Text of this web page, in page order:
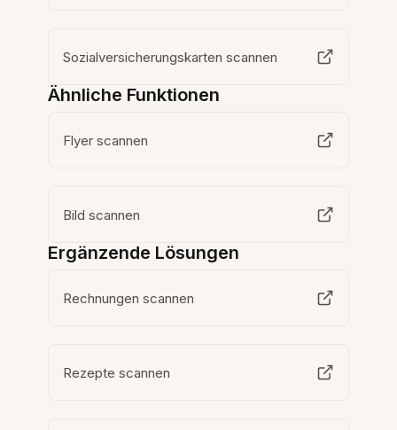
Sozialversicherungskarten scannen
Ähnliche Funktionen
Flyer scannen
Bild scannen
Ergänzende Lösungen
Rechnungen scannen
Rezepte scannen